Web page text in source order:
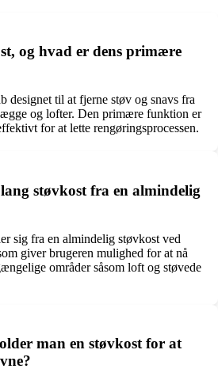
og hvad er dens primære
designet til at fjerne støv og snavs fra
og lofter. Den primære funktion er
for at lette rengøringsprocessen.
støvkost fra en almindelig
sig fra en almindelig støvkost ved
giver brugeren mulighed for at nå
områder såsom loft og støvede
man en støvkost for at